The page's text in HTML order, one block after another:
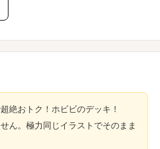
絶おトク！ホビビのデッキ！
ん。極力同じイラストでそのまま